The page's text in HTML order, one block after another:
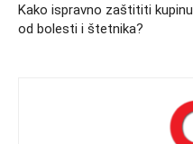
Kako ispravno zaštititi kupinu
od bolesti i štetnika?